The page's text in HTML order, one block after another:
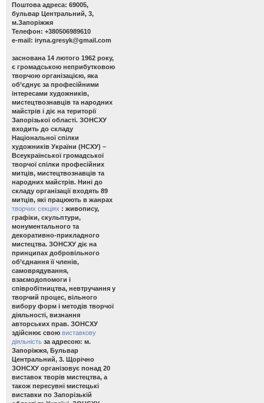
Поштова адреса: 69005,
бульвар Центральний, 3,
м.Запоріжжя
Телефон: +380506989610
e-mail: iryna.gresyk@gmail.com
заснована 14 лютого 1962 року,
є громадською неприбутковою
творчою організацією, яка
об’єднує за професійними
інтересами художників,
мистецтвознавців та народних
майстрів і діє на території
Запорізької області. ЗОНСХУ
входить до складу
Національної спілки
художників України (НСХУ) –
Всеукраїнської громадської
творчої спілки професійних
митців, мистецтвознавців та
народних майстрів. Нині до
складу організації входять 89
митців, які працюють в жанрах
творчих секціях : живопису,
графіки, скульптури,
монументального та
декоративно-прикладного
мистецтва. ЗОНСХУ діє на
принципах добровільного
об’єднання її членів,
самоврядування,
взаємодопомоги і
співробітництва, невтручання у
творчий процес, вільного
вибору форм і методів творчої
діяльності, визнання
авторських прав. ЗОНСХУ
здійснює свою виставкову
діяльність за адресою: м.
Запоріжжя, Бульвар
Центральний, 3. Щорічно
ЗОНСХУ організовує понад 20
виставок творів мистецтва, а
також пересувні мистецькі
виставки по Запорізькій